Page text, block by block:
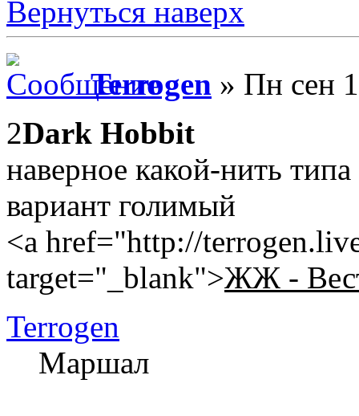
Вернуться наверх
Terrogen » Пн сен
2Dark Hobbit
наверное какой-нить
вариант голимый
<a href="http://
target="_blank">ЖЖ -
Terrogen
Маршал